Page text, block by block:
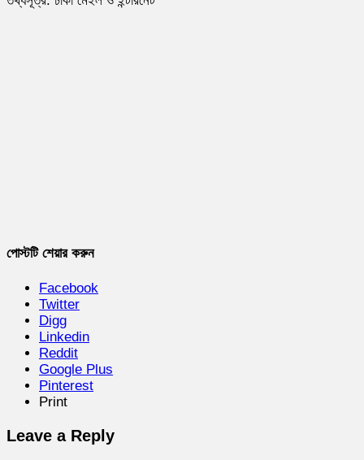
পোস্টটি শেয়ার করুন
Facebook
Twitter
Digg
Linkedin
Reddit
Google Plus
Pinterest
Print
Leave a Reply